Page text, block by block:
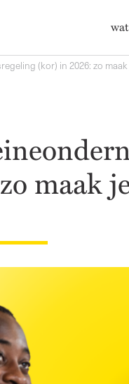
(kor) in 2026: zo maak
maak